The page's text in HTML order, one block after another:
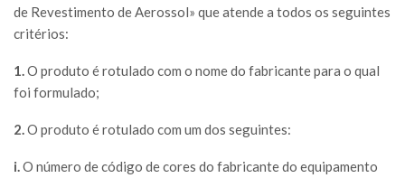
de Revestimento de Aerossol» que atende a todos os seguintes
critérios:
1.O produto é rotulado com o nome do fabricante para o qual
foi formulado;
2.O produto é rotulado com um dos seguintes:
i.O número de código de cores do fabricante do equipamento